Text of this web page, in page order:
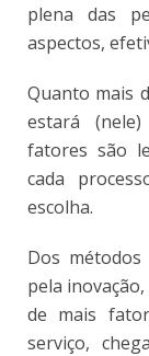
plena das
aspectos,
Quanto mais
estará
fatores são
cada
escolha.
Dos
pela
de mais
serviço,